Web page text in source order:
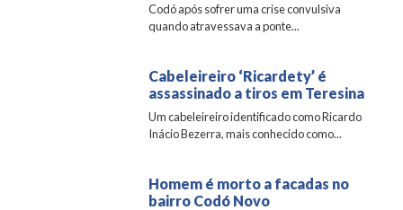
Codó após sofrer uma crise convulsiva
quando atravessava a ponte...
Cabeleireiro ‘Ricardety’ é
assassinado a tiros em Teresina
Um cabeleireiro identificado como Ricardo
Inácio Bezerra, mais conhecido como...
Homem é morto a facadas no
bairro Codó Novo